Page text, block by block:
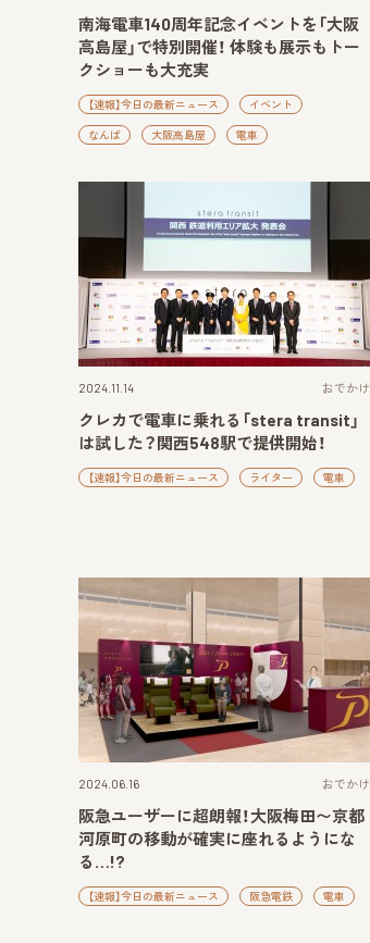
南海電車140周年記念イベントを「大阪
高島屋」で特別開催！ 体験も展示もトー
クショーも大充実
【速報】今日の最新ニュース イベント
なんば 大阪高島屋 電車
2024.11.14 おでかけ
クレカで電車に乗れる「stera transit」
は試した？関西548駅で提供開始！
【速報】今日の最新ニュース ライター 電車
2024.06.16 おでかけ
阪急ユーザーに超朗報！大阪梅田〜京都
河原町の移動が確実に座れるようにな
る…!?
【速報】今日の最新ニュース 阪急電鉄 電車